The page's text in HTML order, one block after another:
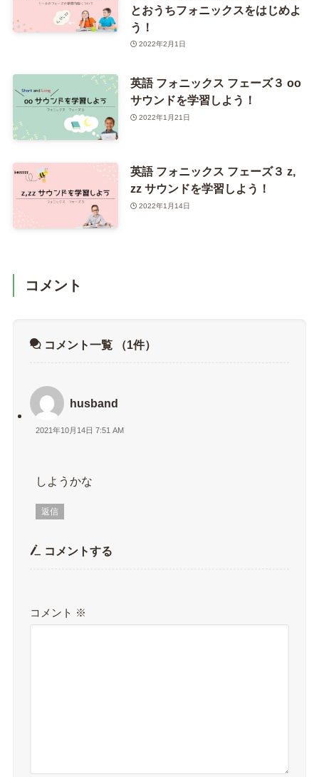
とおうちフォニックスをはじめよ
う！
2022年2月1日
英語 フォニックス フェーズ３ oo
サウンドを学習しよう！
2022年1月21日
英語 フォニックス フェーズ３ z,
zz サウンドを学習しよう！
2022年1月14日
コメント
コメント一覧 （1件）
husband
2021年10月14日 7:51 AM
しようかな
返信
コメントする
コメント ※